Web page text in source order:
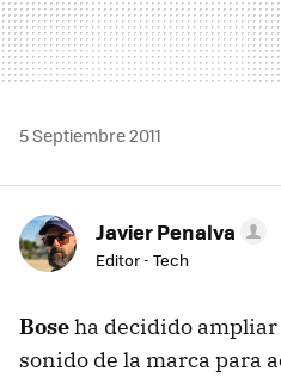
5 Septiembre 2011
Javier Penalva
Editor - Tech
Boseha decidido ampliar
sonido de la marca para